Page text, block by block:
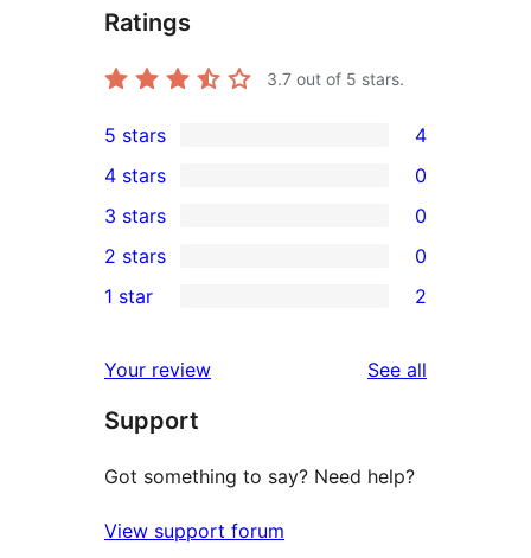
Ratings
3.7 out of 5 stars.
4
5-
star
reviews
5 stars 4
4-
star
reviews
4 stars 0
0
3-
star
3 stars 0
2-
reviews
2 stars 0
star
reviews
1 star 2
Your review See all
Support
Got something to say? Need help?
View support forum